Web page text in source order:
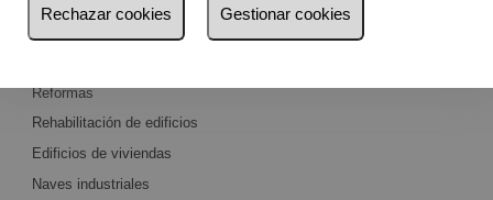
Reformas
Rehabilitación de edificios
Edificios de viviendas
Naves industriales
Rechazar cookies Gestionar cookies